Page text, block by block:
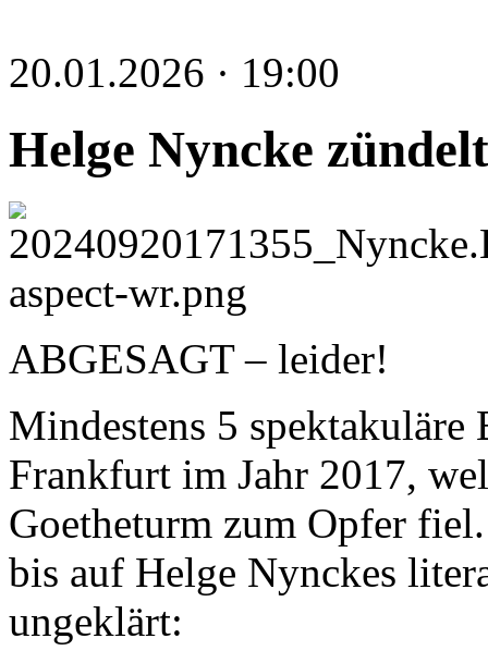
20.01.2026 · 19:00
Helge Nyncke
ABGESAGT – leider!
Mindestens 5 spektakuläre
Frankfurt im Jahr 2017,
Goetheturm zum Opfer
bis auf Helge Nynckes
ungeklärt: